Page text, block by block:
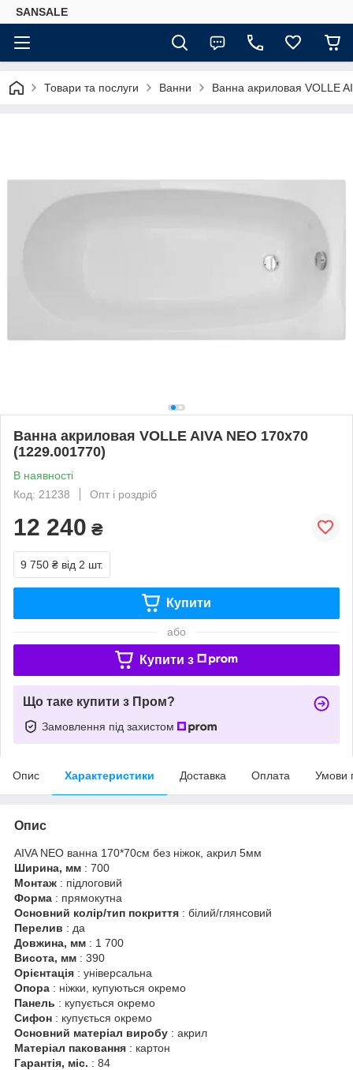
SANSALE
Товари та послуги Ванни Ванна акриловая VOLLE
Ванна акриловая VOLLE AIVA NEO 170х70
(1229.001770)
В наявності
Код: 21238
Опт і роздріб
12 240 ₴
9 750 ₴ від 2 шт.
Купити
або
Купити з
Що таке купити з Пром?
Замовлення під захистом
Опис Характеристики Доставка Оплата Умови
Опис
AIVA NEO ванна 170*70см без ніжок, акрил 5мм
Ширина, мм : 700
Монтаж : підлоговий
Форма : прямокутна
Основний колір/тип покриття : білий/глянсовий
Перелив : да
Довжина, мм : 1 700
Висота, мм : 390
Орієнтація : універсальна
Опора : ніжки, купуються окремо
Панель : купується окремо
Сифон : купується окремо
Основний матеріал виробу : акрил
Матеріал паковання : картон
Гарантія, міс. : 84